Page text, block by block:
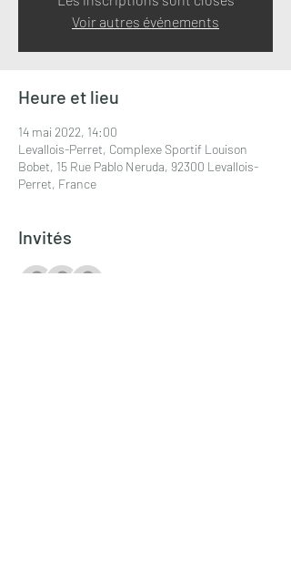
Voir autres événements
Heure et lieu
14 mai 2022, 14:00
Levallois-Perret, Complexe Sportif Louison
Bobet, 15 Rue Pablo Neruda, 92300 Levallois-
Perret, France
Invités